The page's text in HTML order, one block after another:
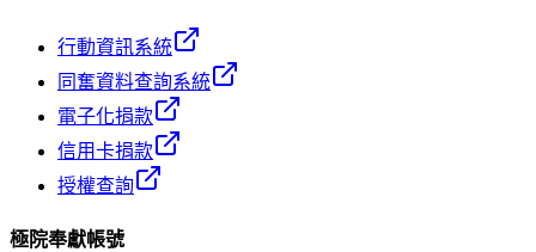
行動資訊系統
同奮資料查詢系統
電子化捐款
信用卡捐款
授權查詢
極院奉獻帳號